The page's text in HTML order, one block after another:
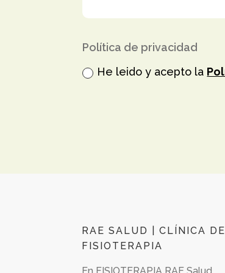
Política de privacidad
He leido y acepto la
RAE SALUD | CLÍNICA DE
FISIOTERAPIA